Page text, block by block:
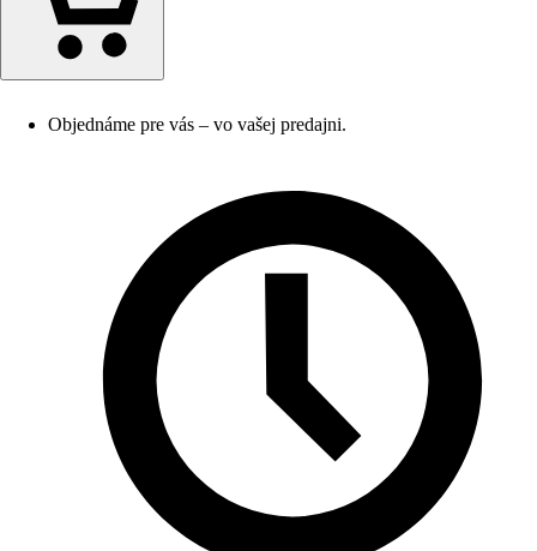
Objednáme pre vás – vo vašej predajni.